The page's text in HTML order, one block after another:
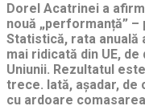
Dorel Acatrinei a
nouă „performanță”
Statistică, rata anuală
mai ridicată din UE,
Uniunii. Rezultatul
trece. Iată, așadar,
cu ardoare